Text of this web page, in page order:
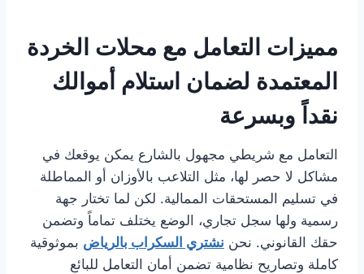
مميزات التعامل مع محلات الخردة
المعتمدة لضمان استلام أموالك
نقداً وبسرعة
التعامل مع شريطي مجهول بالشارع يمكن يوقعك في
مشاكل لا حصر لها، مثل التلاعب بالأوزان أو المماطلة
في تسليم المستحقات الممالية. لكن لما تختار جهة
رسمية ولها سجل تجاري، الوضع يختلف تماماً وتضمن
حقك القانوني. نحن نشتري السكراب بالرياض بموثوقية
كاملة وتصاريح نظامية تضمن أمان التعامل للبائع